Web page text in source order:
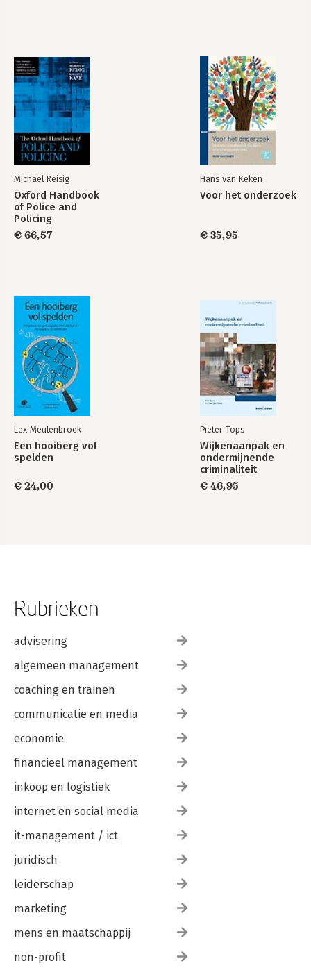
Ontwikkelingspsychopathologie
bij kinderen en
jeugdigen
Basisboek
psychologie
Bekijk alle boeken
Michael Reisig
Oxford Handbook
of Police and
Policing
€ 66,57
Hans van Keken
Voor het onderzoek
€ 35,95
Lex Meulenbroek
Een hooiberg vol
spelden
€ 24,00
Pieter Tops
Wijkenaanpak en
ondermijnende
criminaliteit
€ 46,95
Rubrieken
advisering
algemeen management
coaching en trainen
communicatie en media
economie
financieel management
inkoop en logistiek
internet en social media
it-management / ict
juridisch
leiderschap
marketing
mens en maatschappij
non-profit